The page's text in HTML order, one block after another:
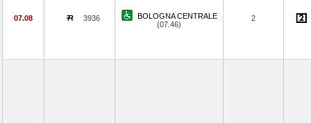
07.08 3936
BOLOGNA CENTRALE
(07.46)
2